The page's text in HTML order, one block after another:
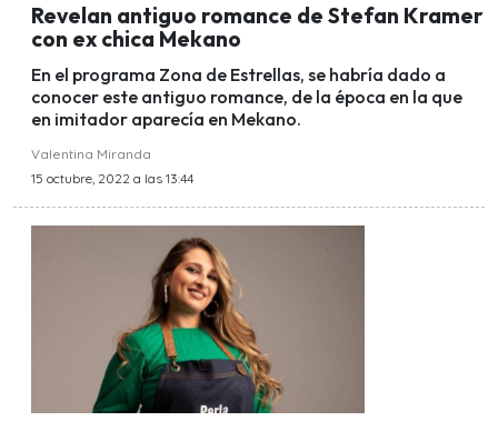
Revelan antiguo romance de Stefan Kramer
con ex chica Mekano
En el programa Zona de Estrellas, se habría dado a
conocer este antiguo romance, de la época en la que
en imitador aparecía en Mekano.
Valentina Miranda
15 octubre, 2022 a las 13:44